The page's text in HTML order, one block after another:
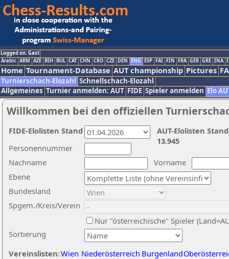
Logged on: Gast
Arabic ARM AZE BIH BUL CAT CHN CRO CZE DEN ENG ESP FAI FIN FRA GER GRE INA
Home Tournament-Database AUT championship Pictures
Turnierschach-Elozahl Schnellschach-Elozahl
Allgemeines Turnier anmelden: AUT FIDE Spieler anmelden Elo
Willkommen bei den offiziellen
Nachname
Vorname
Ebene
Sortierung
Personennummer
Bundesland
Spgem./Kreis/Verein
Nur "österreichische" Spieler
Vereinslisten:Wien Niederösterreich Burgenland
AUT-Elolisten
13.945
FIDE-Elolisten Stand